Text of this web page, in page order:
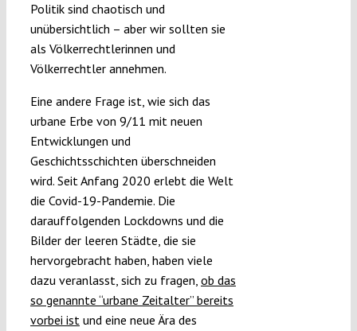
Politik sind chaotisch und
unübersichtlich – aber wir sollten sie
als Völkerrechtlerinnen und
Völkerrechtler annehmen.
Eine andere Frage ist, wie sich das
urbane Erbe von 9/11 mit neuen
Entwicklungen und
Geschichtsschichten überschneiden
wird. Seit Anfang 2020 erlebt die Welt
die Covid-19-Pandemie. Die
darauffolgenden Lockdowns und die
Bilder der leeren Städte, die sie
hervorgebracht haben, haben viele
dazu veranlasst, sich zu fragen, ob das
so genannte “urbane Zeitalter” bereits
vorbei istund eine neue Ära des